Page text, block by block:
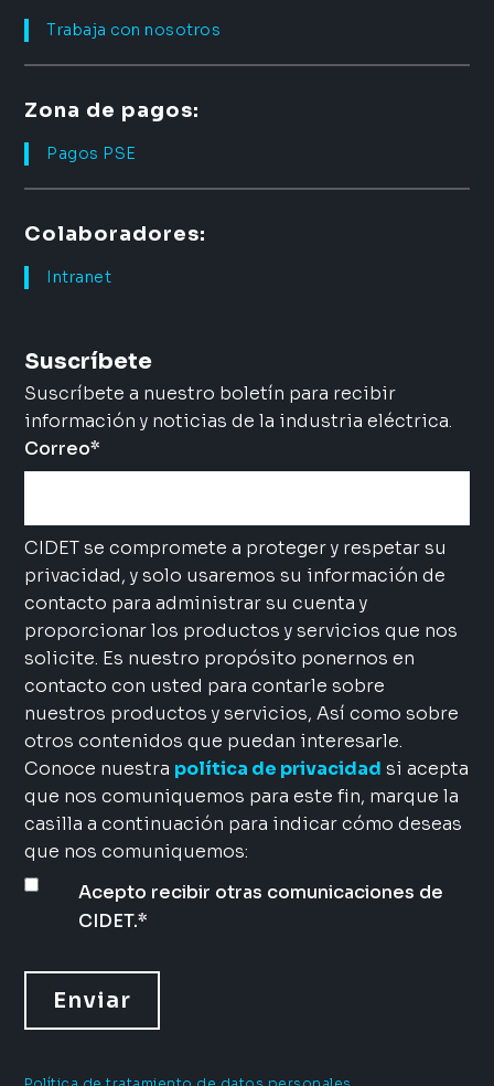
Trabaja con nosotros
Zona de pagos:
Pagos PSE
Colaboradores:
Intranet
Suscríbete
Suscríbete a nuestro boletín para recibir
información y noticias de la industria eléctrica.
Correo*
CIDET se compromete a proteger y respetar su
privacidad, y solo usaremos su información de
contacto para administrar su cuenta y
proporcionar los productos y servicios que nos
solicite. Es nuestro propósito ponernos en
contacto con usted para contarle sobre
nuestros productos y servicios, Así como sobre
otros contenidos que puedan interesarle.
Conoce nuestra política de privacidad si acepta
que nos comuniquemos para este fin, marque la
casilla a continuación para indicar cómo deseas
que nos comuniquemos:
Acepto recibir otras comunicaciones de
CIDET.*